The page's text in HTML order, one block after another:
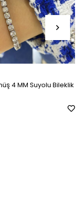
Gümüş Ajda Bilezik